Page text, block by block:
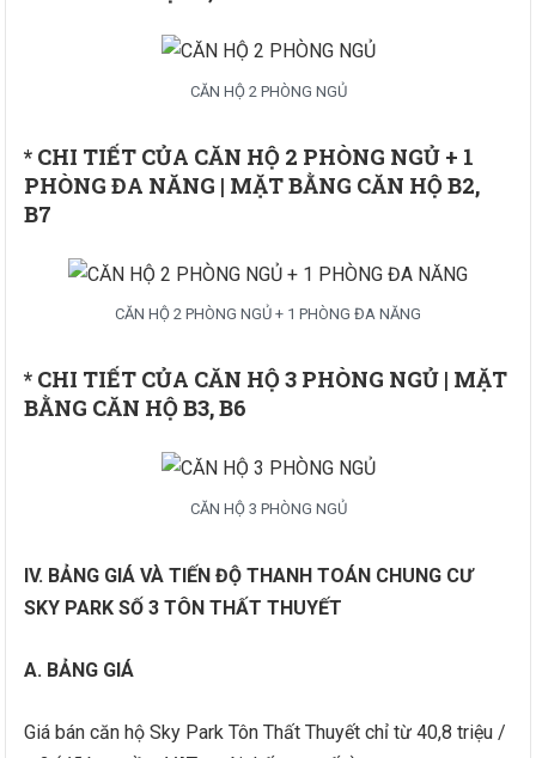
CĂN HỘ 2 PHÒNG NGỦ
* CHI TIẾT CỦA CĂN HỘ 2 PHÒNG NGỦ + 1
PHÒNG ĐA NĂNG | MẶT BẰNG CĂN HỘ B2,
B7
CĂN HỘ 2 PHÒNG NGỦ + 1 PHÒNG ĐA NĂNG
* CHI TIẾT CỦA CĂN HỘ 3 PHÒNG NGỦ | MẶT
BẰNG CĂN HỘ B3, B6
CĂN HỘ 3 PHÒNG NGỦ
IV. BẢNG GIÁ VÀ TIẾN ĐỘ THANH TOÁN CHUNG CƯ
SKY PARK SỐ 3 TÔN THẤT THUYẾT
A. BẢNG GIÁ
Giá bán căn hộ Sky Park Tôn Thất Thuyết chỉ từ 40,8 triệu /